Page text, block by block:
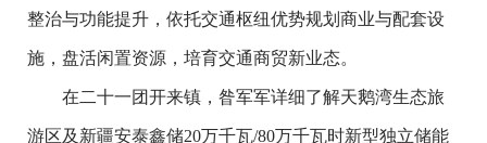
整治与功能提升，依托交通枢纽优势规划商业与配套设
施，盘活闲置资源，培育交通商贸新业态。
在二十一团开来镇，昝军军详细了解天鹅湾生态旅
游区及新疆安泰鑫储20万千瓦/80万千瓦时新型独立储能